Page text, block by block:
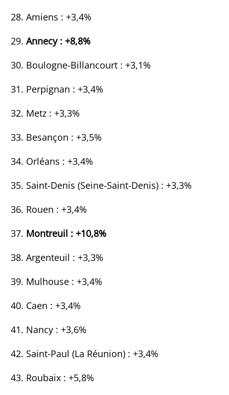
Amiens : +3,4%
Annecy : +8,8%
Boulogne-Billancourt : +3,1%
Perpignan : +3,4%
Metz : +3,3%
Besançon : +3,5%
Orléans : +3,4%
Saint-Denis (Seine-Saint-Denis) : +3,3%
Rouen : +3,4%
Montreuil : +10,8%
Argenteuil : +3,3%
Mulhouse : +3,4%
Caen : +3,4%
Nancy : +3,6%
Saint-Paul (La Réunion) : +3,4%
Roubaix : +5,8%